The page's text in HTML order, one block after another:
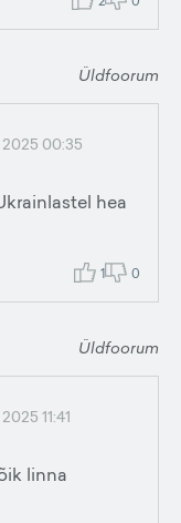
Üldfoorum
2025 00:35
hea
1 0
Üldfoorum
11:41
linna